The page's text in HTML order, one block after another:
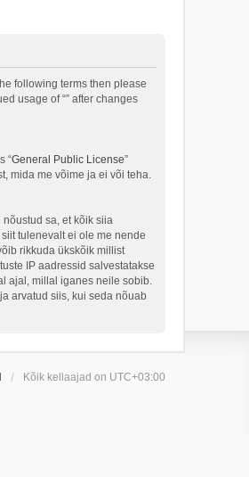
following terms then please
usage of “” after changes
“General Public License”
mida me võime ja ei või teha.
sa, et kõik siia
tulenevalt ei ole me nende
rikkuda ükskõik millist
IP aadressid salvestatakse
ajal, millal iganes neile sobib.
arvatud siis, kui seda nõuab
Kõik kellaajad on UTC+03:00